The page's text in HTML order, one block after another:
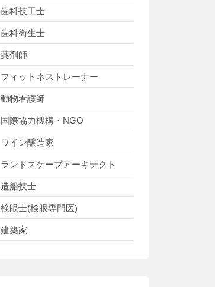
歯科技工士
歯科衛生士
薬剤師
フィットネストレーナー
動物看護師
国際協力機構・NGO
ワイン醸造家
ランドスケープアーキテクト
造船技士
検眼士(検眼専門医)
建築家